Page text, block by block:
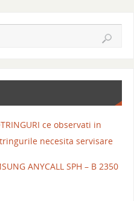
ce observati in
necesita servisare
ANYCALL SPH – B 2350